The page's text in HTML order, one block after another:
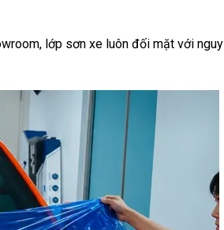
lớp sơn xe luôn đối mặt với nguy